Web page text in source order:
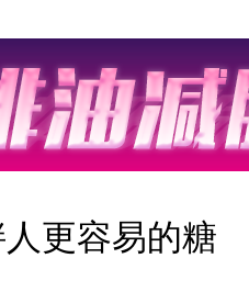
更容易的糖